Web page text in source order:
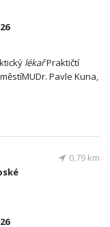
lékařPraktičtí
Pavle Kuna,
0,79 km